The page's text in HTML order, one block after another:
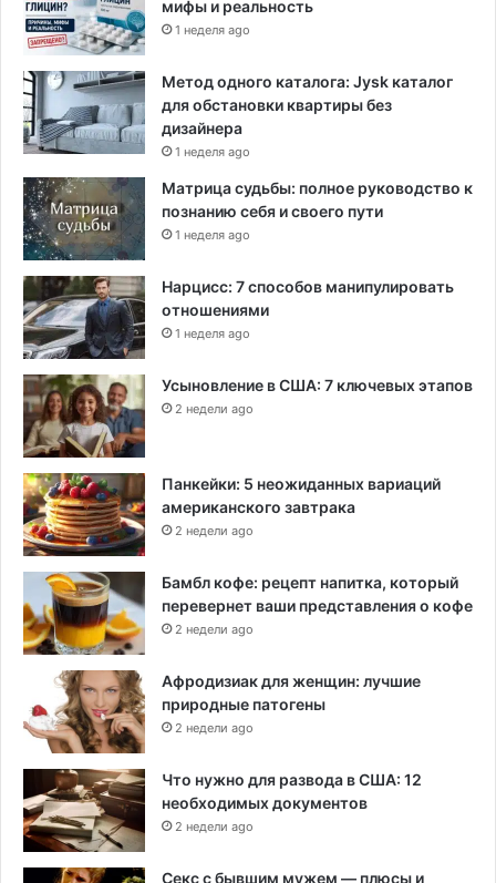
мифы и реальность
1 неделя ago
Метод одного каталога: Jysk каталог
для обстановки квартиры без
дизайнера
1 неделя ago
Матрица судьбы: полное руководство к
познанию себя и своего пути
1 неделя ago
Нарцисс: 7 способов манипулировать
отношениями
1 неделя ago
Усыновление в США: 7 ключевых этапов
2 недели ago
Панкейки: 5 неожиданных вариаций
американского завтрака
2 недели ago
Бамбл кофе: рецепт напитка, который
перевернет ваши представления о кофе
2 недели ago
Афродизиак для женщин: лучшие
природные патогены
2 недели ago
Что нужно для развода в США: 12
необходимых документов
2 недели ago
Секс с бывшим мужем — плюсы и